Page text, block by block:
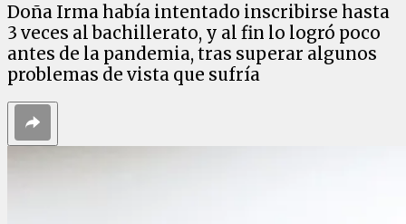
Doña Irma había intentado inscribirse hasta
3 veces al bachillerato, y al fin lo logró poco
antes de la pandemia, tras superar algunos
problemas de vista que sufría